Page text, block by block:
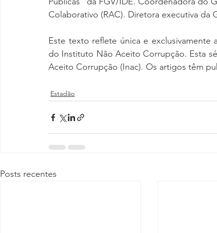
Colaborativo (RAC). Diretora executiva da
Este texto reflete única e exclusivamente
do Instituto Não Aceito Corrupção. Esta
Aceito Corrupção (Inac). Os artigos têm
Estadão
Posts recentes